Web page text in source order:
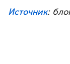
Источник: